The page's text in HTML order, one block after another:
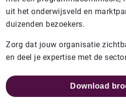
uit het onderwijsveld en
duizenden bezoekers.
Zorg dat jouw organisatie
en deel je expertise met de
Download